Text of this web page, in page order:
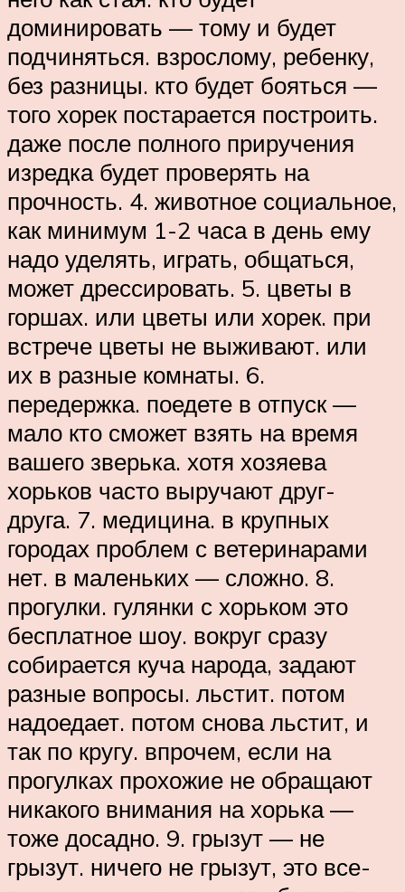
доминировать — тому и будет
подчиняться. взрослому, ребенку,
без разницы. кто будет бояться —
того хорек постарается построить.
даже после полного приручения
изредка будет проверять на
прочность. 4. животное социальное,
как минимум 1-2 часа в день ему
надо уделять, играть, общаться,
может дрессировать. 5. цветы в
горшах. или цветы или хорек. при
встрече цветы не выживают. или
их в разные комнаты. 6.
передержка. поедете в отпуск —
мало кто сможет взять на время
вашего зверька. хотя хозяева
хорьков часто выручают друг-
друга. 7. медицина. в крупных
городах проблем с ветеринарами
нет. в маленьких — сложно. 8.
прогулки. гулянки с хорьком это
бесплатное шоу. вокруг сразу
собирается куча народа, задают
разные вопросы. льстит. потом
надоедает. потом снова льстит, и
так по кругу. впрочем, если на
прогулках прохожие не обращают
никакого внимания на хорька —
тоже досадно. 9. грызут — не
грызут. ничего не грызут, это все-